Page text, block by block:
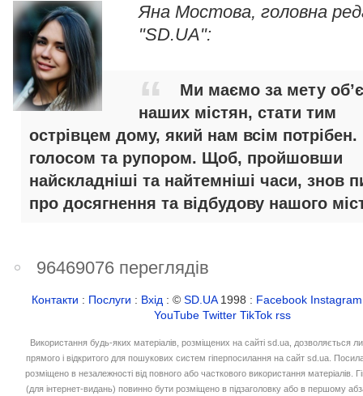
Яна Мостова, головна
"SD.UA":
Ми маємо за мету
наших містян, стати тим
острівцем дому, який нам всім потрібен.
голосом та рупором. Щоб, пройшовши
найскладніші та найтемніші часи, знов
про досягнення та відбудову нашого
96469076 переглядів
Контакти : Послуги : Вхід : ©SD.UA1998 : Facebook Instagram
YouTube Twitter TikTok rss
Використання будь-яких матеріалів, розміщених на сайті sd.ua, дозволяється
прямого і відкритого для пошукових систем гіперпосилання на сайт sd.ua.
розміщено в незалежності від повного або часткового використання матеріалів.
(для інтернет-видань) повинно бути розміщено в підзаголовку або в першому